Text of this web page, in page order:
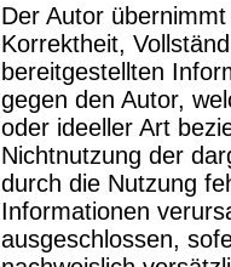
Der Autor
Korrektheit,
bereitgestellten
gegen den Autor,
oder ideeller Art
Nichtnutzung der
durch die Nutzung
Informationen
ausgeschlossen,